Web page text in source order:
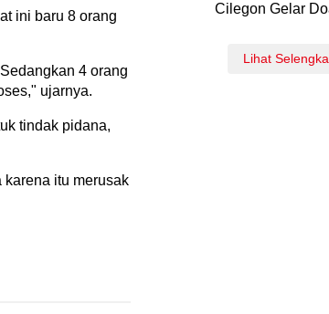
ini baru 8 orang
4 orang
ujarnya.
tindak pidana,
itu merusak
Cilegon Gelar
Lihat